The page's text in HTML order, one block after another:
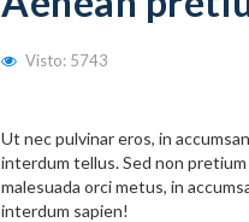
Visto: 5743
Ut nec pulvinar eros, in
interdum tellus. Sed non
malesuada orci metus, in
interdum sapien!